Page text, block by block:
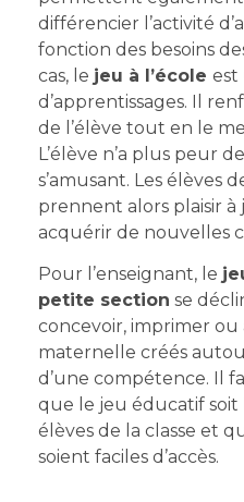
différencier l’activité
fonction des besoins
cas, le jeu à l’école est
d’apprentissages. Il
de l’élève tout en le
L’élève n’a plus peur
s’amusant. Les élèves
prennent alors plaisir
acquérir de nouvelles
Pour l’enseignant, le
petite section se
concevoir, imprimer
maternelle créés
d’une compétence. Il
que le jeu éducatif soit
élèves de la classe et
soient faciles d’accès.